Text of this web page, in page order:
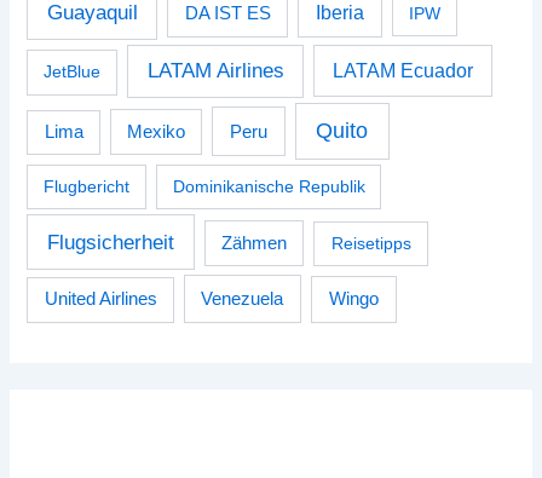
Guayaquil DA IST ES Iberia IPW
JetBlue LATAM Airlines LATAM Ecuador
Lima Mexiko Peru Quito
Flugbericht Dominikanische Republik
Flugsicherheit Zähmen Reisetipps
United Airlines Venezuela Wingo